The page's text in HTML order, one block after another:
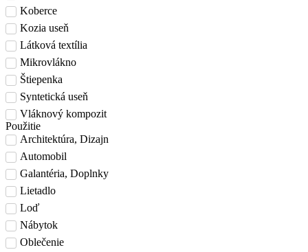
Koberce
Kozia useň
Látková textília
Mikrovlákno
Štiepenka
Syntetická useň
Vláknový kompozit
Použitie
Architektúra, Dizajn
Automobil
Galantéria, Doplnky
Lietadlo
Loď
Nábytok
Oblečenie